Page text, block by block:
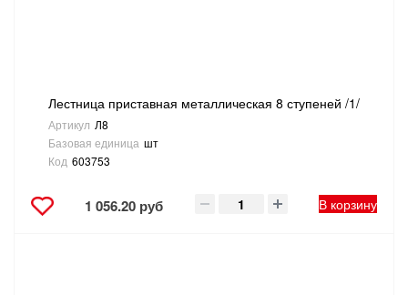
ЭЛЕКТРОМОНТАЖНЫЕ ТОВАРЫ, СВЕТОТЕХНИКА
Лестница приставная металлическая 8 ступеней /1/
Артикул Л8
Базовая единица шт
Код 603753
1 056.20 руб В корзину